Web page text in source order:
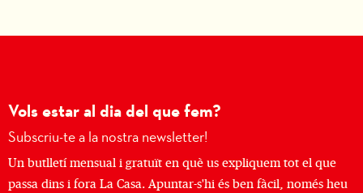
Vols estar al dia del que fem?
Subscriu-te a la nostra newsletter!
Un butlletí mensual i gratuït en què us expliquem tot el que
passa dins i fora La Casa. Apuntar-s'hi és ben fàcil, només heu